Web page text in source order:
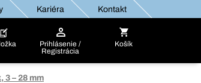
Kariéra Kontakt
Prihlásenie /
Registrácia
Košík
3 – 28 mm